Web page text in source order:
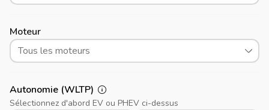
Moteur
Tous les moteurs
Autonomie (WLTP)
Sélectionnez d'abord EV ou PHEV ci-dessus